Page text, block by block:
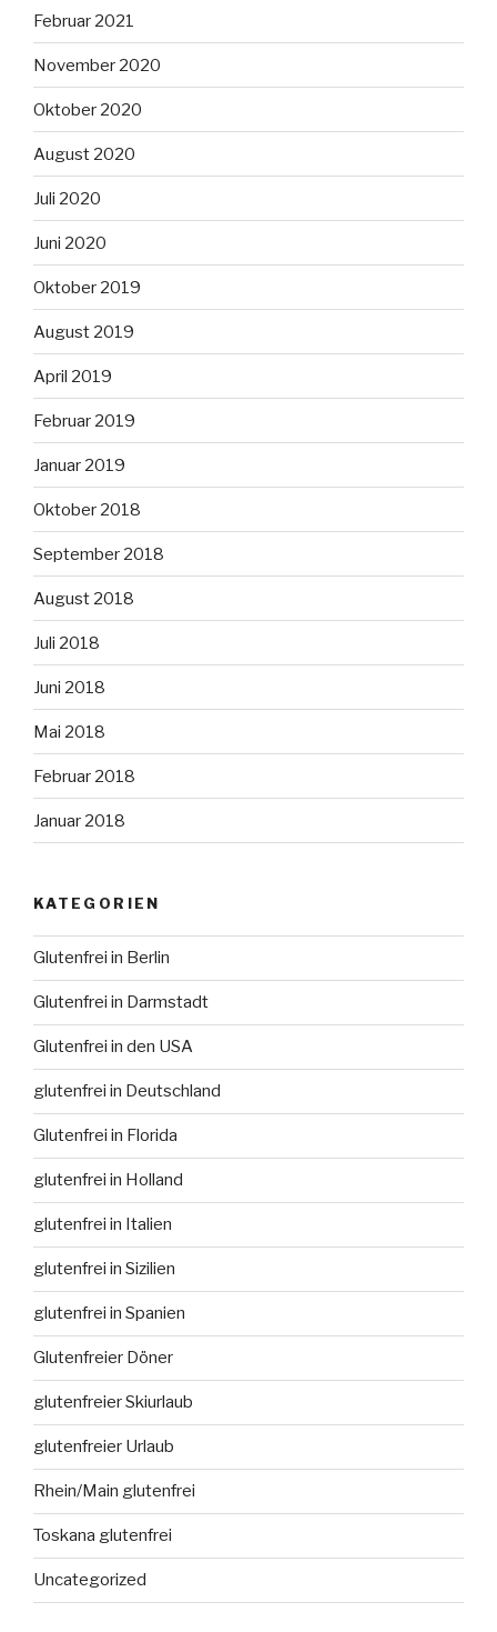
Februar 2021
November 2020
Oktober 2020
August 2020
Juli 2020
Juni 2020
Oktober 2019
August 2019
April 2019
Februar 2019
Januar 2019
Oktober 2018
September 2018
August 2018
Juli 2018
Juni 2018
Mai 2018
Februar 2018
Januar 2018
KATEGORIEN
Glutenfrei in Berlin
Glutenfrei in Darmstadt
Glutenfrei in den USA
glutenfrei in Deutschland
Glutenfrei in Florida
glutenfrei in Holland
glutenfrei in Italien
glutenfrei in Sizilien
glutenfrei in Spanien
Glutenfreier Döner
glutenfreier Skiurlaub
glutenfreier Urlaub
Rhein/Main glutenfrei
Toskana glutenfrei
Uncategorized